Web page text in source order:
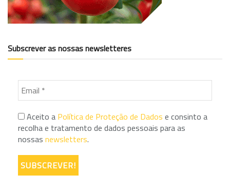
Subscrever as nossas newsletteres
Aceito a Política de Proteção de Dados e consinto a
recolha e tratamento de dados pessoais para as
nossas newsletters.